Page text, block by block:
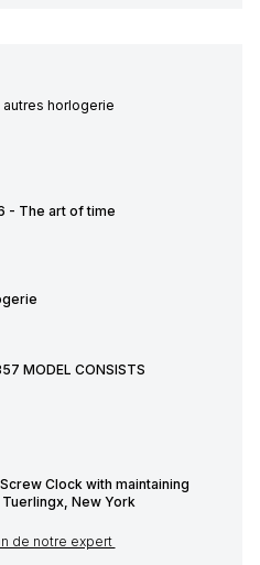
autres horlogerie
- The art of time
MODEL CONSISTS
Clock with maintaining
New York
de notre expert